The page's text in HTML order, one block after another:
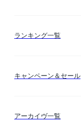
カテゴリー検索
ランキング一覧
キャンペーン＆セール
アーカイヴ一覧